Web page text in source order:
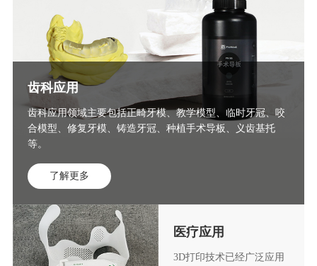
齿科应用
齿科应用领域主要包括正畸牙模、教学模型、临时牙冠、咬
合模型、修复牙模、铸造牙冠、种植手术导板、义齿基托
等。
了解更多
医疗应用
3D打印技术已经广泛应用